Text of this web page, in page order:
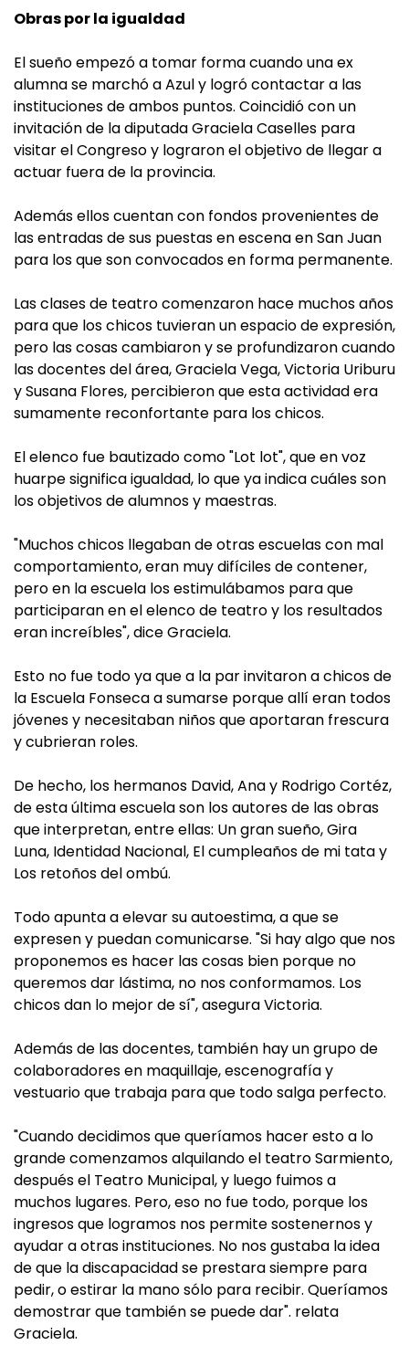
Obras por la igualdad
El sueño empezó a tomar forma cuando una ex
alumna se marchó a Azul y logró contactar a las
instituciones de ambos puntos. Coincidió con un
invitación de la diputada Graciela Caselles para
visitar el Congreso y lograron el objetivo de llegar a
actuar fuera de la provincia.
Además ellos cuentan con fondos provenientes de
las entradas de sus puestas en escena en San Juan
para los que son convocados en forma permanente.
Las clases de teatro comenzaron hace muchos años
para que los chicos tuvieran un espacio de expresión,
pero las cosas cambiaron y se profundizaron cuando
las docentes del área, Graciela Vega, Victoria Uriburu
y Susana Flores, percibieron que esta actividad era
sumamente reconfortante para los chicos.
El elenco fue bautizado como "Lot lot", que en voz
huarpe significa igualdad, lo que ya indica cuáles son
los objetivos de alumnos y maestras.
"Muchos chicos llegaban de otras escuelas con mal
comportamiento, eran muy difíciles de contener,
pero en la escuela los estimulábamos para que
participaran en el elenco de teatro y los resultados
eran increíbles", dice Graciela.
Esto no fue todo ya que a la par invitaron a chicos de
la Escuela Fonseca a sumarse porque allí eran todos
jóvenes y necesitaban niños que aportaran frescura
y cubrieran roles.
De hecho, los hermanos David, Ana y Rodrigo Cortéz,
de esta última escuela son los autores de las obras
que interpretan, entre ellas: Un gran sueño, Gira
Luna, Identidad Nacional, El cumpleaños de mi tata y
Los retoños del ombú.
Todo apunta a elevar su autoestima, a que se
expresen y puedan comunicarse. "Si hay algo que nos
proponemos es hacer las cosas bien porque no
queremos dar lástima, no nos conformamos. Los
chicos dan lo mejor de sí", asegura Victoria.
Además de las docentes, también hay un grupo de
colaboradores en maquillaje, escenografía y
vestuario que trabaja para que todo salga perfecto.
"Cuando decidimos que queríamos hacer esto a lo
grande comenzamos alquilando el teatro Sarmiento,
después el Teatro Municipal, y luego fuimos a
muchos lugares. Pero, eso no fue todo, porque los
ingresos que logramos nos permite sostenernos y
ayudar a otras instituciones. No nos gustaba la idea
de que la discapacidad se prestara siempre para
pedir, o estirar la mano sólo para recibir. Queríamos
demostrar que también se puede dar". relata
Graciela.